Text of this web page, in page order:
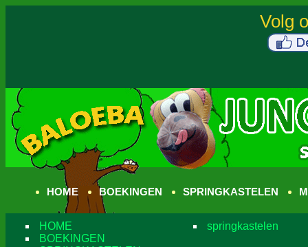
HOME BOEKINGEN SPRINGKASTELEN
HOME
BOEKINGEN
springkastelen